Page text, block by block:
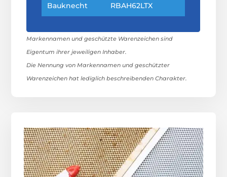
Bauknecht RBAH62LTX
Markennamen und geschützte Warenzeichen sind
Eigentum ihrer jeweiligen Inhaber.
Die Nennung von Markennamen und geschützter
Warenzeichen hat lediglich beschreibenden Charakter.